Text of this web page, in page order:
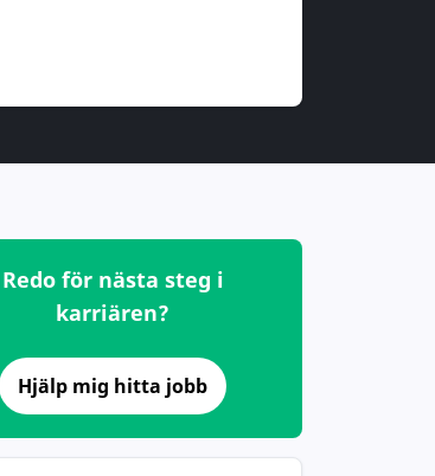
Redo för nästa steg i
karriären?
Hjälp mig hitta jobb